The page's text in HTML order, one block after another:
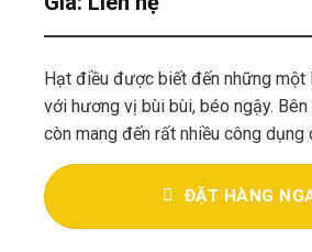
Hạt điều được biết đến những
với hương vị bùi bùi, béo ngậy.
còn mang đến rất nhiều công dụng
ĐẶT HÀNG